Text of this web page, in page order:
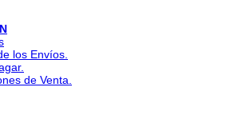
los Envíos.
de Venta.